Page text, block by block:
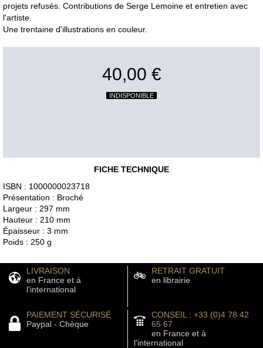
projets refusés. Contributions de Serge Lemoine et entretien avec
l'artiste.
Une trentaine d'illustrations en couleur.
40,00 €
INDISPONIBLE
FICHE TECHNIQUE
ISBN : 1000000023718
Présentation : Broché
Largeur : 297 mm
Hauteur : 210 mm
Épaisseur : 3 mm
Poids : 250 g
LIVRAISON
en France et à
l'international
RETRAIT GRATUIT
en librairie
PAIEMENT SÉCURISÉ
Paypal - Chèque
CONSEIL : +33 (0)4 78 42
65 67
en France et à
l'international